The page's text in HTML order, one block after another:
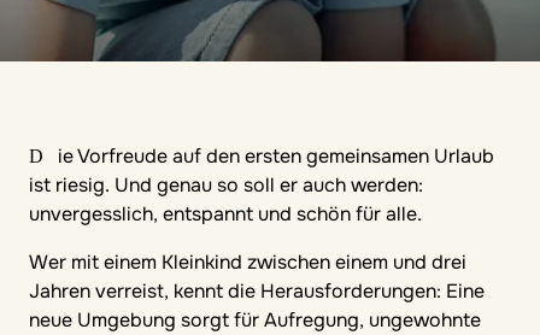
Kontakt
Die Vorfreude auf den ersten gemeinsamen Urlaub
ist riesig. Und genau so soll er auch werden:
unvergesslich, entspannt und schön für alle.
Wer mit einem Kleinkind zwischen einem und drei
Jahren verreist, kennt die Herausforderungen: Eine
neue Umgebung sorgt für Aufregung, ungewohnte